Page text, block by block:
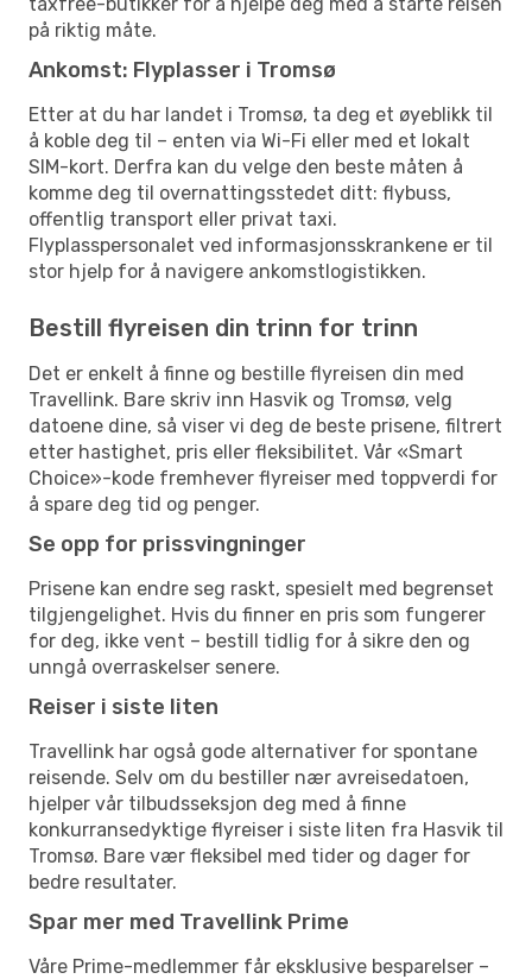
på riktig måte.
Ankomst: Flyplasser i Tromsø
Etter at du har landet i Tromsø, ta deg et øyeblikk til
å koble deg til – enten via Wi-Fi eller med et lokalt
SIM-kort. Derfra kan du velge den beste måten å
komme deg til overnattingsstedet ditt: flybuss,
offentlig transport eller privat taxi.
Flyplasspersonalet ved informasjonsskrankene er til
stor hjelp for å navigere ankomstlogistikken.
Bestill flyreisen din trinn for trinn
Det er enkelt å finne og bestille flyreisen din med
Travellink. Bare skriv inn Hasvik og Tromsø, velg
datoene dine, så viser vi deg de beste prisene, filtrert
etter hastighet, pris eller fleksibilitet. Vår «Smart
Choice»-kode fremhever flyreiser med toppverdi for
å spare deg tid og penger.
Se opp for prissvingninger
Prisene kan endre seg raskt, spesielt med begrenset
tilgjengelighet. Hvis du finner en pris som fungerer
for deg, ikke vent – bestill tidlig for å sikre den og
unngå overraskelser senere.
Reiser i siste liten
Travellink har også gode alternativer for spontane
reisende. Selv om du bestiller nær avreisedatoen,
hjelper vår tilbudsseksjon deg med å finne
konkurransedyktige flyreiser i siste liten fra Hasvik til
Tromsø. Bare vær fleksibel med tider og dager for
bedre resultater.
Spar mer med Travellink Prime
Våre Prime-medlemmer får eksklusive besparelser –